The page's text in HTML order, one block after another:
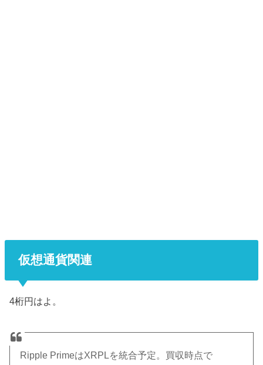
仮想通貨関連
4桁円はよ。
Ripple PrimeはXRPLを統合予定。買収時点で